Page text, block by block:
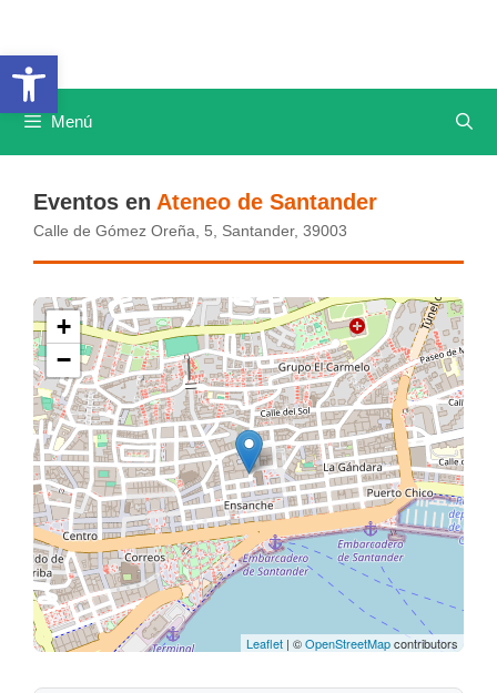
Abrir barra de herramientas
contenido
Menú
Eventos en Ateneo de Santander
Calle de Gómez Oreña, 5, Santander, 39003
+
−
Leaflet | ©OpenStreetMapcontributors